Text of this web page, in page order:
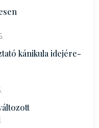
kánikula idejére-